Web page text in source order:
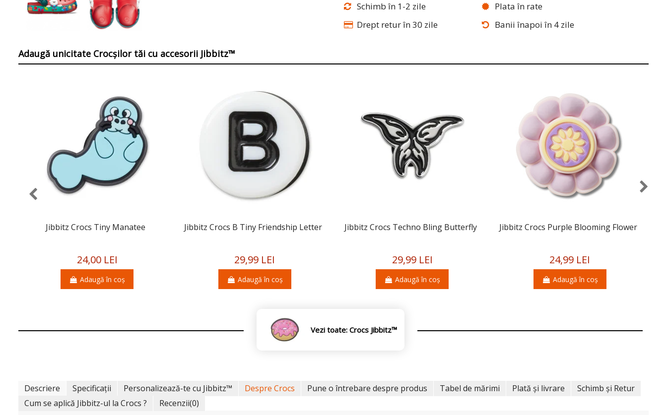
Schimb în 1-2 zile
Plata în rate
Drept retur în 30 zile
Banii înapoi în 4 zile
Adaugă unicitate Crocșilor tăi cu accesorii Jibbitz™
Jibbitz Crocs Tiny Manatee
24,00 LEI
Adaugă în coș
Jibbitz Crocs B Tiny Friendship Letter
29,99 LEI
Adaugă în coș
Jibbitz Crocs Techno Bling Butterfly
29,99 LEI
Adaugă în coș
Jibbitz Crocs Purple Blooming Flower
24,99 LEI
Adaugă în coș
Vezi toate: Crocs Jibbitz™
Descriere Specificații Personalizează-te cu Jibbitz™ Despre Crocs Pune o întrebare despre produs Tabel de mărimi Plată și livrare
Schimb și Retur
Cum se aplică Jibbitz-ul la Crocs ?
Recenzii(0)